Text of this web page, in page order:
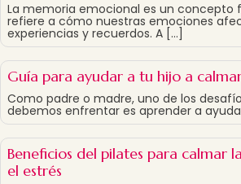
La memoria emocional es un concepto
refiere a cómo nuestras emociones
experiencias y recuerdos. A […]
Guía para ayudar a tu hijo a
Como padre o madre, uno de los
debemos enfrentar es aprender a
Beneficios del pilates para calmar
el estrés